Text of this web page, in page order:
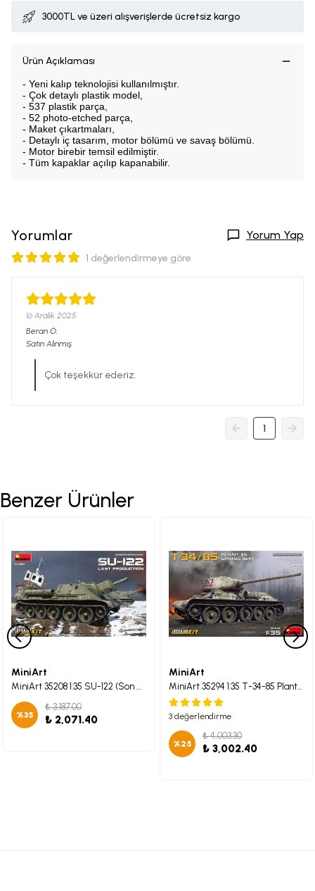
3000TL ve üzeri alışverişlerde ücretsiz kargo
Ürün Açıklaması
- Yeni kalıp teknolojisi kullanılmıştır.
- Çok detaylı plastik model,
- 537 plastik parça,
- 52 photo-etched parça,
- Maket çıkartmaları,
- Detaylı iç tasarım, motor bölümü ve savaş bölümü.
- Motor birebir temsil edilmiştir.
- Tüm kapaklar açılıp kapanabilir.
Yorumlar Yorum Yap
1 değerlendirmeye göre
16 Aralık 2025
Beran Ö.
Satın Alınmış
Çok teşekkür ederiz.
1
Benzer Ürünler
MiniArt
MiniArt 35208 1:35 SU-122 (Son Üretim) Interior Kit
%35
₺ 3,187.00
₺ 2,071.40
MiniArt
MiniArt 35294 1:35 T-34-85 Plant 112. İlkbahar 1944. Interior Kit
3 değerlendirme
%25
₺ 4,003.30
₺ 3,002.40